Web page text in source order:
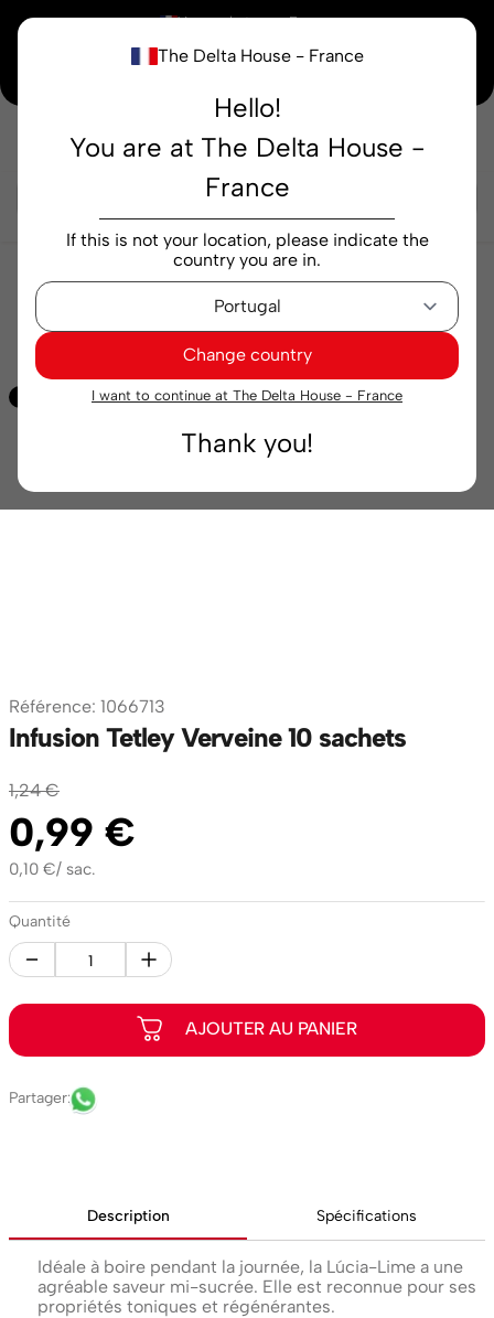
The Delta House - France
Hello!
You are at The Delta House -
France
If this is not your location, please indicate the
country you are in.
Change country
I want to continue at The Delta House - France
Thank you!
× Vous achetez en France
Notre nouvelle maison peaufine encore ses derniers détails. Merci de votre
Thés et infusions infusions
Infusion Tetley
Référence: 1066713
Infusion Tetley Verveine 10 sachets
1,24 €
0,99 €
0,10 €/ sac.
Quantité
Description Spécifications
Idéale à boire pendant la journée, la Lúcia-Lime a une
agréable saveur mi-sucrée. Elle est reconnue pour ses
propriétés toniques et régénérantes.